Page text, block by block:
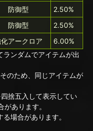
防御型
2.50%
防御型
2.50%
アークロア
6.00%
ンダムでアイテムが出
のため、同じアイテムが
捨五入して表示してい
あります。
場合があります。